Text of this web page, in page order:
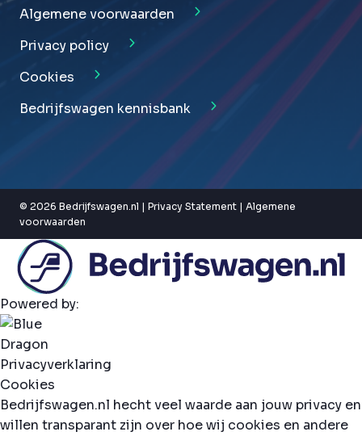
Algemene voorwaarden
Privacy policy
Cookies
Bedrijfswagen kennisbank
© 2026 Bedrijfswagen.nl | Privacy Statement | Algemene
voorwaarden
Powered by:
Privacyverklaring
Cookies
Bedrijfswagen.nl hecht veel waarde aan jouw privacy en
willen transparant zijn over hoe wij cookies en andere